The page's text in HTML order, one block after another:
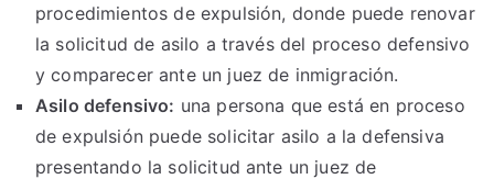
procedimientos de expulsión, donde puede renovar
la solicitud de asilo a través del proceso defensivo
y comparecer ante un juez de inmigración.
Asilo defensivo: una persona que está en proceso
de expulsión puede solicitar asilo a la defensiva
presentando la solicitud ante un juez de